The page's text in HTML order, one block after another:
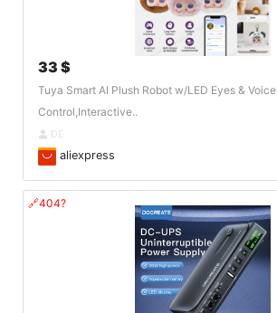
33 $
Tuya Smart AI Plush Robot w/LED Eyes & Voice
Control,Interactive..
DE
aliexpress
🔗404?